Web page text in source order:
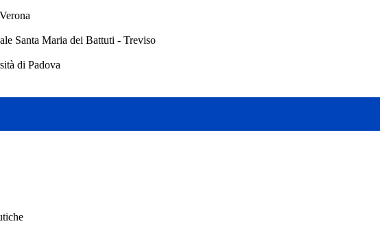
Santa Maria dei Battuti - Treviso
di Padova